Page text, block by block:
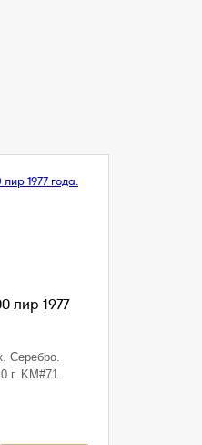
лир 1977
Серебро.
г. KM#71.